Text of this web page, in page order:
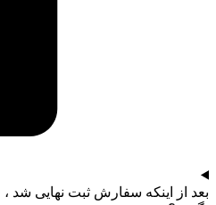
بعد از اینکه سفارش ثبت نهایی شد ،